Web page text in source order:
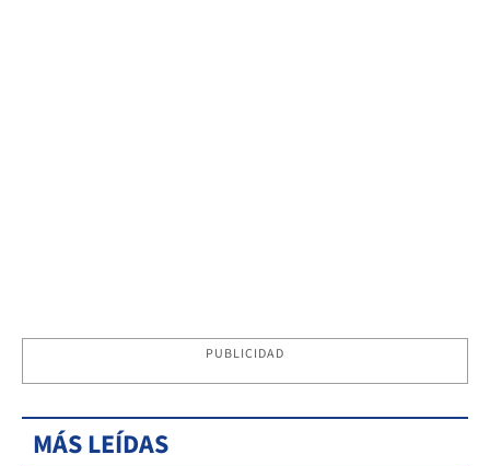
PUBLICIDAD
MÁS LEÍDAS